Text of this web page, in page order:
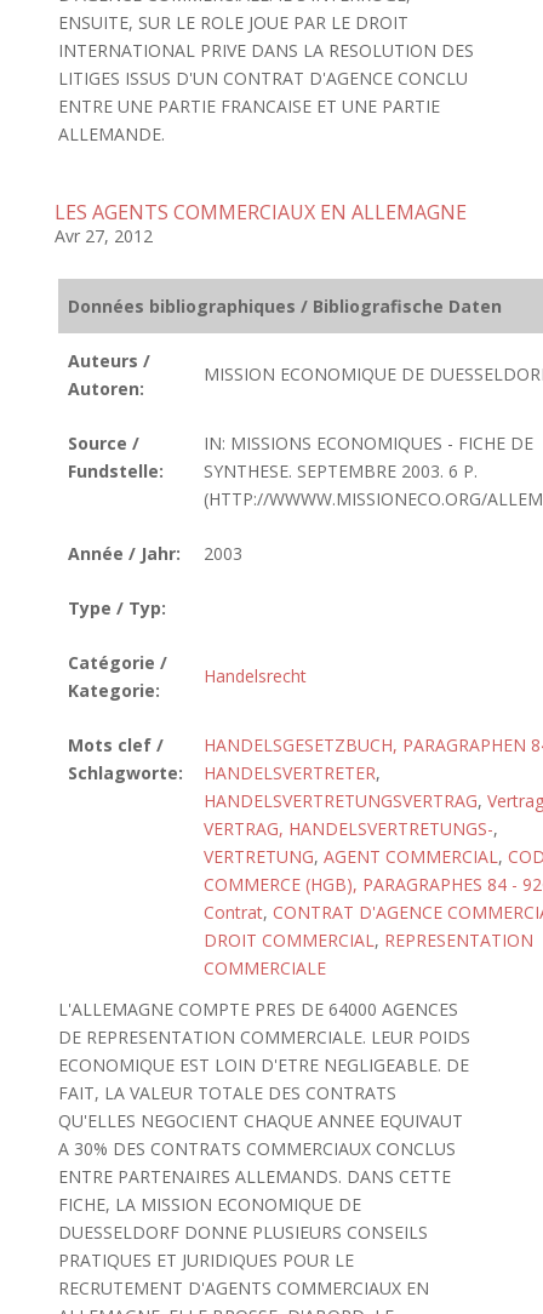
ENSUITE, SUR LE ROLE JOUE PAR LE DROIT
INTERNATIONAL PRIVE DANS LA RESOLUTION DES
LITIGES ISSUS D'UN CONTRAT D'AGENCE CONCLU
ENTRE UNE PARTIE FRANCAISE ET UNE PARTIE
ALLEMANDE.
LES AGENTS COMMERCIAUX EN ALLEMAGNE
Avr 27, 2012
Données bibliographiques / Bibliografische Daten
Auteurs /
Autoren:
MISSION ECONOMIQUE DE
Source /
Fundstelle:
IN: MISSIONS ECONOMIQUES - FICHE DE
SYNTHESE. SEPTEMBRE 2003. 6 P.
(HTTP://WWWW.MISSIONECO.ORG/
Année / Jahr: 2003
Type / Typ:
Catégorie /
Kategorie:
Handelsrecht
Mots clef /
Schlagworte:
HANDELSGESETZBUCH, PARAGRAPHEN
HANDELSVERTRETER,
HANDELSVERTRETUNGSVERTRAG, Vertrag
VERTRAG, HANDELSVERTRETUNGS-,
VERTRETUNG, AGENT COMMERCIAL,
COMMERCE (HGB), PARAGRAPHES 84 -
Contrat, CONTRAT D'AGENCE
DROIT COMMERCIAL, REPRESENTATION
COMMERCIALE
L'ALLEMAGNE COMPTE PRES DE 64000 AGENCES
DE REPRESENTATION COMMERCIALE. LEUR POIDS
ECONOMIQUE EST LOIN D'ETRE NEGLIGEABLE. DE
FAIT, LA VALEUR TOTALE DES CONTRATS
QU'ELLES NEGOCIENT CHAQUE ANNEE EQUIVAUT
A 30% DES CONTRATS COMMERCIAUX CONCLUS
ENTRE PARTENAIRES ALLEMANDS. DANS CETTE
FICHE, LA MISSION ECONOMIQUE DE
DUESSELDORF DONNE PLUSIEURS CONSEILS
PRATIQUES ET JURIDIQUES POUR LE
RECRUTEMENT D'AGENTS COMMERCIAUX EN